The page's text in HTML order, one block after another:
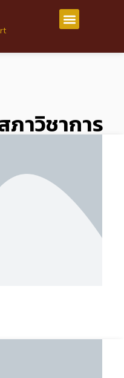
าวิชาการ